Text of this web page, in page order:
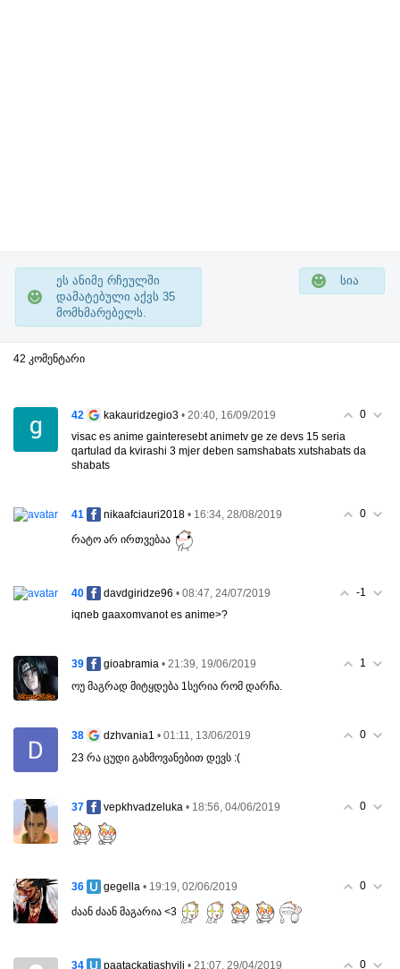
ეს ანიმე რჩეულში
დამატებული აქვს 35
მომხმარებელს.
სია
42 კომენტარი
0
42 kakauridzegio3 • 20:40, 16/09/2019
visac es anime gainteresebt animetv ge ze devs 15 seria
qartulad da kvirashi 3 mjer deben samshabats xutshabats da
shabats
0
41 nikaafciauri2018 • 16:34, 28/08/2019
რატო არ ირთვებაა
-1
40 davdgiridze96 • 08:47, 24/07/2019
iqneb gaaxomvanot es anime>?
1
39 gioabramia • 21:39, 19/06/2019
ოუ მაგრად მიტყდება 1სერია რომ დარჩა.
0
38 dzhvania1 • 01:11, 13/06/2019
23 რა ცუდი გახმოვანებით დევს :(
0
37 vepkhvadzeluka • 18:56, 04/06/2019
0
36 gegella • 19:19, 02/06/2019
ძაან ძაან მაგარია <3
0
34 paatackatiashvili • 21:07, 29/04/2019